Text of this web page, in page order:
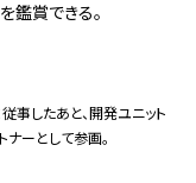
鑑賞できる。
したあと、開発ユニット
ーとして参画。